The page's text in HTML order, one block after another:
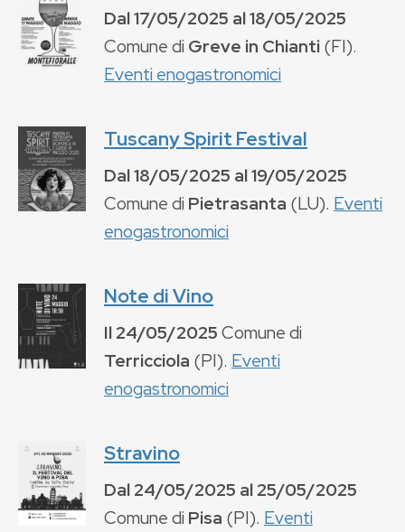
Dal17/05/2025 al18/05/2025
Comune di Greve in Chianti(FI).
Eventi enogastronomici
Tuscany Spirit Festival
Dal18/05/2025 al19/05/2025
Comune di Pietrasanta (LU). Eventi
enogastronomici
Note di Vino
Il24/05/2025Comune di
Terricciola (PI). Eventi
enogastronomici
Stravino
Dal24/05/2025 al25/05/2025
Comune di Pisa (PI). Eventi